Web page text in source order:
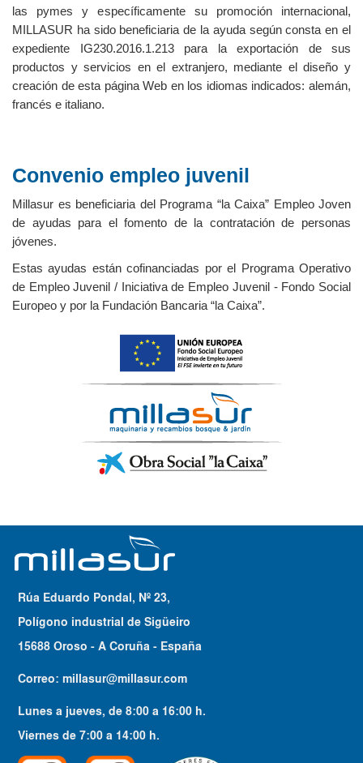
las pymes y específicamente su promoción internacional,
MILLASUR ha sido beneficiaria de la ayuda según consta en el
expediente IG230.2016.1.213 para la exportación de sus
productos y servicios en el extranjero, mediante el diseño y
creación de esta página Web en los idiomas indicados: alemán,
francés e italiano.
Convenio empleo juvenil
Millasur es beneficiaria del Programa “la Caixa” Empleo Joven
de ayudas para el fomento de la contratación de personas
jóvenes.
Estas ayudas están cofinanciadas por el Programa Operativo
de Empleo Juvenil / Iniciativa de Empleo Juvenil - Fondo Social
Europeo y por la Fundación Bancaria “la Caixa”.
Rúa Eduardo Pondal, Nº 23,
Polígono industrial de Sigüeiro
15688 Oroso - A Coruña - España
Correo:millasur@millasur.com
Lunes a jueves, de8:00 a 16:00 h.
Viernes de7:00 a 14:00 h.